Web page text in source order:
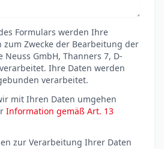
Formulars werden Ihre
zum Zwecke der Bearbeitung der
GmbH, Thanners 7, D-
Ihre Daten werden
verarbeitet.
mit Ihren Daten umgehen
Information gemäß Art. 13
zur Verarbeitung Ihrer Daten